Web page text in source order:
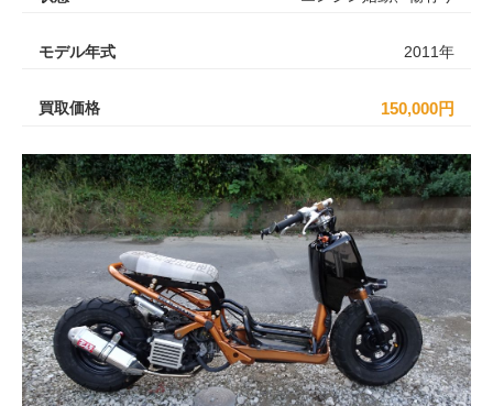
モデル年式 2011年
買取価格 150,000円